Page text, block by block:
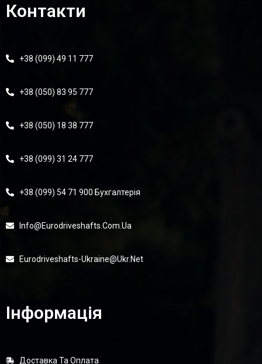
Контакти
+38 (099) 49 11 777
+38 (050) 83 95 777
+38 (050) 18 38 777
+38 (099) 31 24 777
+38 (099) 54 71 900 Бухгалтерія
Info@eurodriveshafts.com.ua
Eurodriveshafts-Ukraine@ukr.net
Інформація
Доставка Та Оплата